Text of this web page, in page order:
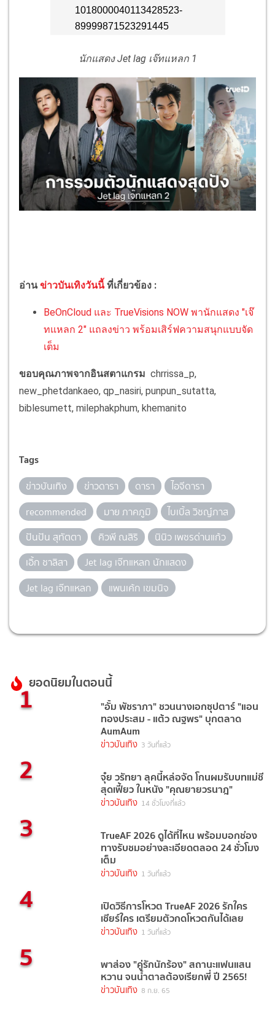
นักแสดง Jet lag เจ๊ทแหลก 1
อ่านข่าวบันเทิงวันนี้ ที่เกี่ยวข้อง :
BeOnCloud และ TrueVisions NOW พานักแสดง "เจ๊
ทแหลก 2" แถลงข่าว พร้อมเสิร์ฟความสนุกแบบจัด
เต็ม
ขอบคุณภาพจากอินสตาแกรม chrrissa_p,
new_phetdankaeo, qp_nasiri, punpun_sutatta,
biblesumett, milephakphum, khemanito
Tags
ข่าวบันเทิง ข่าวดารา ดารา
ไอจีดารา
recommended
มาย ภาคภูมิ
ไบเบิ้ล วิชญ์ภาส
ปันปัน สุทัตตา
คิวพี ณสิริ
นินิว เพชรด่านแก้ว
เอิ้ก ชาลิสา
Jet lag เจ๊ทแหลก นักแสดง
Jet lag เจ๊ทแหลก
แพนเค้ก เขมนิจ
ยอดนิยมในตอนนี้
1 "อั้ม พัชราภา" ชวนนางเอกซุปตาร์ "แอน
ทองประสม - แต้ว ณฐพร" บุกตลาด
AumAum
ข่าวบันเทิง 3 วันที่แล้ว
2 จุ๋ย วรัทยา ลุคนี้หล่อจัด โกนผมรับบทแม่ชี
สุดเฟี้ยว ในหนัง "คุณยายวรนาฎ"
ข่าวบันเทิง 14 ชั่วโมงที่แล้ว
3 TrueAF 2026 ดูได้ที่ไหน พร้อมบอกช่อง
ทางรับชมอย่างละเอียดตลอด 24 ชั่วโมง
เต็ม
ข่าวบันเทิง 1 วันที่แล้ว
4 เปิดวิธีการโหวต TrueAF 2026 รักใคร
เชียร์ใคร เตรียมตัวกดโหวตกันได้เลย
ข่าวบันเทิง 1 วันที่แล้ว
5 พาส่อง "คู่รักนักร้อง" สถานะแฟนแสน
หวาน จนน้ำตาลต้องเรียกพี่ ปี 2565!
ข่าวบันเทิง 8 ก.ย. 65